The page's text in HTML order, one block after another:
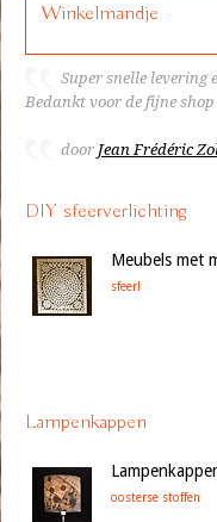
Winkelmandje
Super snelle levering
Bedankt voor de fijne
door Jean Frédéric
DIY sfeerverlichting
Meubels met
sfeer!
Lampenkappen
oosterse stoffen